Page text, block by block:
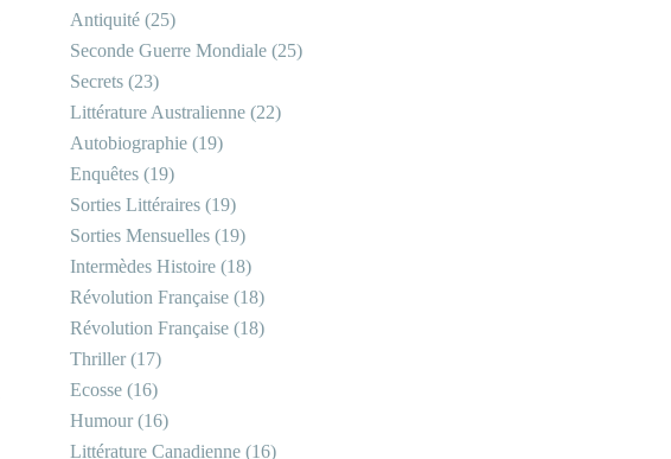
Antiquité (25)
Seconde Guerre Mondiale (25)
Secrets (23)
Littérature Australienne (22)
Autobiographie (19)
Enquêtes (19)
Sorties Littéraires (19)
Sorties Mensuelles (19)
Intermèdes Histoire (18)
Révolution Française (18)
Révolution Française (18)
Thriller(17)
Ecosse (16)
Humour(16)
Littérature Canadienne (16)